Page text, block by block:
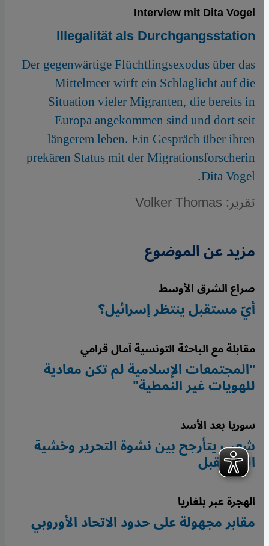
Interview mit Dita Vogel
Illegalität als Durchgangsstation
Der gegenwärtige Flüchtlingsexodus über das
Mittelmeer wirft ein Schlaglicht auf die
Situation vieler Migranten, die bereits in
Europa angekommen sind und dort seit
längerem leben. Ein Gespräch über ihren
prekären Status mit der Migrationsforscherin
Dita Vogel.
تقرير: Volker Thomas
مزيد عن الموضوع
صراع الشرق الأوسط
أيّ مستقبل ينتظر إسرائيل؟
مقابلة مع الباحثة التونسية آمال قرامي
"المجتمعات الإسلامية لم تكن معادية
للهويات غير النمطية"
سوريا بعد الأسد
شعب يتأرجح بين نشوة التحرير وخشية
المستقبل
الهجرة عبر بلغاريا
مقابر مجهولة على حدود الاتحاد الأوروبي